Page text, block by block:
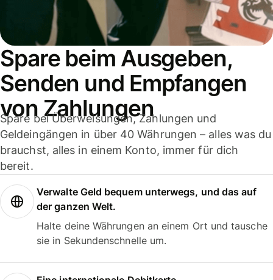
Spare beim Ausgeben,
Senden und Empfangen
von Zahlungen
Spare bei Überweisungen, Zahlungen und
Geldeingängen in über 40 Währungen – alles was du
brauchst, alles in einem Konto, immer für dich
bereit.
Verwalte Geld bequem unterwegs, und das auf
der ganzen Welt.
Halte deine Währungen an einem Ort und tausche
sie in Sekundenschnelle um.